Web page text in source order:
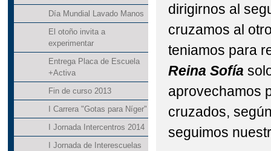
Día Mundial Lavado Manos
El otoño invita a
experimentar
Entrega Placa de Escuela
+Activa
Fin de curso 2013
I Carrera "Gotas para Níger"
I Jornada Intercentros 2014
I Jornada de Interescuelas
dirigirnos al
cruzamos al
teniamos para
Reina Sofía
aprovechamos
cruzados,
seguimos